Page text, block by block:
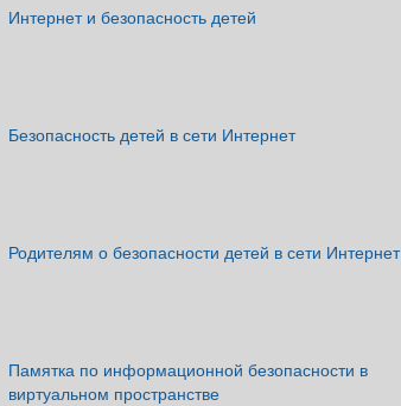
Интернет и безопасность детей
Безопасность детей в сети Интернет
Родителям о безопасности детей в сети Интернет
Памятка по информационной безопасности в
виртуальном пространстве